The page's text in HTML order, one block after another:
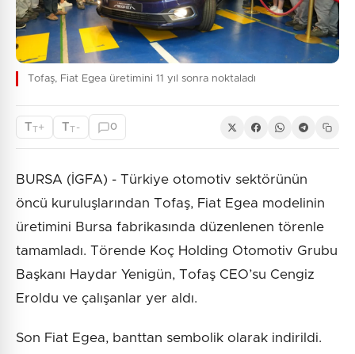
Tofaş, Fiat Egea üretimini 11 yıl sonra noktaladı
TT+ TT - 0
BURSA (İGFA) - Türkiye otomotiv sektörünün
öncü kuruluşlarından Tofaş, Fiat Egea modelinin
üretimini Bursa fabrikasında düzenlenen törenle
tamamladı. Törende Koç Holding Otomotiv Grubu
Başkanı Haydar Yenigün, Tofaş CEO’su Cengiz
Eroldu ve çalışanlar yer aldı.
Son Fiat Egea, banttan sembolik olarak indirildi.